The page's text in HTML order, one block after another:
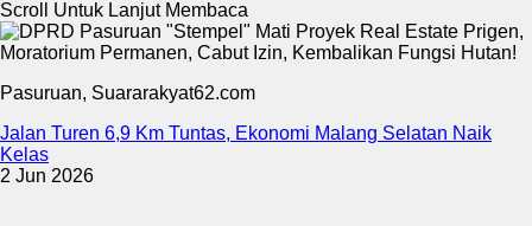
Scroll Untuk Lanjut Membaca
Pasuruan, Suararakyat62.com
Jalan Turen 6,9 Km Tuntas, Ekonomi Malang Selatan Naik
Kelas
2 Jun 2026